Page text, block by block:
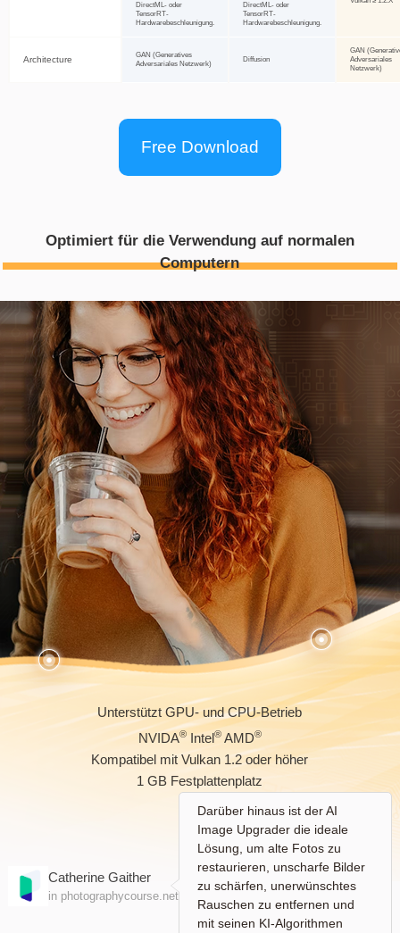
Free Download
Optimiert für die Verwendung auf normalen
Computern
Unterstützt GPU- und CPU-Betrieb
NVIDA®Intel®AMD®
Kompatibel mit Vulkan 1.2 oder höher
1 GB Festplattenplatz
Catherine Gaither
in photographycourse.net
Darüber hinaus ist der AI
Image Upgrader die ideale
Lösung, um alte Fotos zu
restaurieren, unscharfe Bilder
zu schärfen, unerwünschtes
Rauschen zu entfernen und
mit seinen KI-Algorithmen